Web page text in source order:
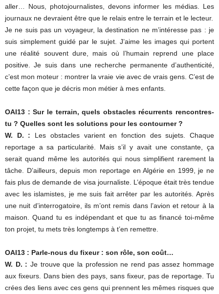
aller… Nous, photojournalistes, devons informer les médias. Les
journaux ne devraient être que le relais entre le terrain et le lecteur.
Je ne suis pas un voyageur, la destination ne m’intéresse pas : je
suis simplement guidé par le sujet. J’aime les images qui portent
une réalité souvent dure, mais où l’humain reprend une place
positive. Je suis dans une recherche permanente d’authenticité,
c’est mon moteur : montrer la vraie vie avec de vrais gens. C’est de
cette façon que je décris mon métier à mes enfants.
OAI13 : Sur le terrain, quels obstacles récurrents rencontres-
tu ? Quelles sont les solutions pour les contourner ?
W. D. : Les obstacles varient en fonction des sujets. Chaque
reportage a sa particularité. Mais s’il y avait une constante, ça
serait quand même les autorités qui nous simplifient rarement la
tâche. D’ailleurs, depuis mon reportage en Algérie en 1999, je ne
fais plus de demande de visa journaliste. L’époque était très tendue
avec les islamistes, je me suis fait arrêter par les autorités. Après
une nuit d’interrogatoire, ils m’ont remis dans l’avion et retour à la
maison. Quand tu es indépendant et que tu as financé toi-même
ton projet, tu mets très longtemps à t’en remettre.
OAI13 : Parle-nous du fixeur : son rôle, son coût…
W. D. : Je trouve que la profession ne rend pas assez hommage
aux fixeurs. Dans bien des pays, sans fixeur, pas de reportage. Tu
crées des liens avec ces gens qui prennent les mêmes risques que